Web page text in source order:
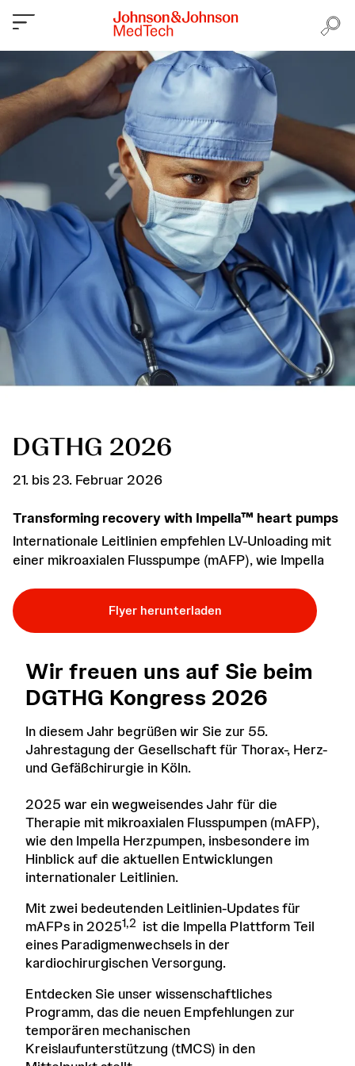
DGTHG 2026
21. bis 23. Februar 2026
Transforming recovery with Impella™ heart pumps
Internationale Leitlinien empfehlen LV-Unloading mit
einer mikroaxialen Flusspumpe (mAFP), wie Impella
Flyer herunterladen
Wir freuen uns auf Sie beim
DGTHG Kongress 2026
In diesem Jahr begrüßen wir Sie zur 55.
Jahrestagung der Gesellschaft für Thorax-, Herz-
und Gefäßchirurgie in Köln.
2025 war ein wegweisendes Jahr für die
Therapie mit mikroaxialen Flusspumpen (mAFP),
wie den Impella Herzpumpen, insbesondere im
Hinblick auf die aktuellen Entwicklungen
internationaler Leitlinien.
Mit zwei bedeutenden Leitlinien-Updates für
mAFPs in 20251,2 ist die Impella Plattform Teil
eines Paradigmenwechsels in der
kardiochirurgischen Versorgung.
Entdecken Sie unser wissenschaftliches
Programm, das die neuen Empfehlungen zur
temporären mechanischen
Kreislaufunterstützung (tMCS) in den